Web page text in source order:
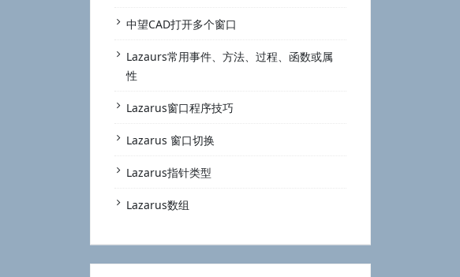
中望CAD打开多个窗口
Lazaurs常用事件、方法、过程、函数或属
性
Lazarus窗口程序技巧
Lazarus 窗口切换
Lazarus指针类型
Lazarus数组